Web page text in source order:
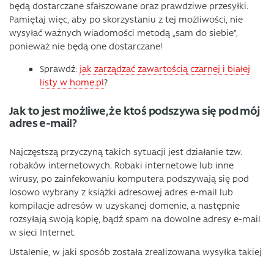
będą dostarczane sfałszowane oraz prawdziwe przesyłki.
Pamiętaj więc, aby po skorzystaniu z tej możliwości, nie
wysyłać ważnych wiadomości metodą „sam do siebie”,
ponieważ nie będą one dostarczane!
Sprawdź: jak zarządzać zawartością czarnej i białej
listy w home.pl?
Jak to jest możliwe, że ktoś podszywa się pod mój
adres e-mail?
Najczęstszą przyczyną takich sytuacji jest działanie tzw.
robaków internetowych. Robaki internetowe lub inne
wirusy, po zainfekowaniu komputera podszywają się pod
losowo wybrany z książki adresowej adres e-mail lub
kompilacje adresów w uzyskanej domenie, a następnie
rozsyłają swoją kopię, bądź spam na dowolne adresy e-mail
w sieci Internet.
Ustalenie, w jaki sposób została zrealizowana wysyłka takiej